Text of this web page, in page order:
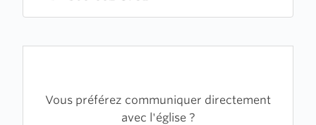
Vous préférez communiquer directement
avec l'église ?